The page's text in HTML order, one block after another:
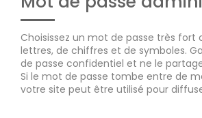
Choisissez un mot de passe très fort
lettres, de chiffres et de symboles.
de passe confidentiel et ne le
Si le mot de passe tombe entre de
votre site peut être utilisé pour